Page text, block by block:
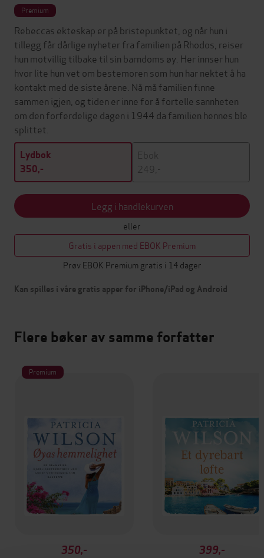
Premium
Rebeccas ekteskap er på bristepunktet, og når hun i
tillegg får dårlige nyheter fra familien på Rhodos, reiser
hun motvillig tilbake til sin barndoms øy. Her innser hun
hvor lite hun vet om bestemoren som hun har nektet å ha
kontakt med de siste årene. Nå må familien finne
sammen igjen, og tiden er inne for å fortelle sannheten
om den forferdelige dagen i 1944 da familien hennes ble
splittet.
Lydbok
350,-
Ebok
249,-
Legg i handlekurven
eller
Gratis i appen med EBOK Premium
Prøv EBOK Premium gratis i 14 dager
Kan spilles i våre gratis apper for iPhone/iPad og Android
Flere bøker av samme forfatter
Premium
350,-
399,-